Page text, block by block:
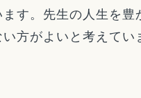
す。先生の人生を
方がよいと考えてい